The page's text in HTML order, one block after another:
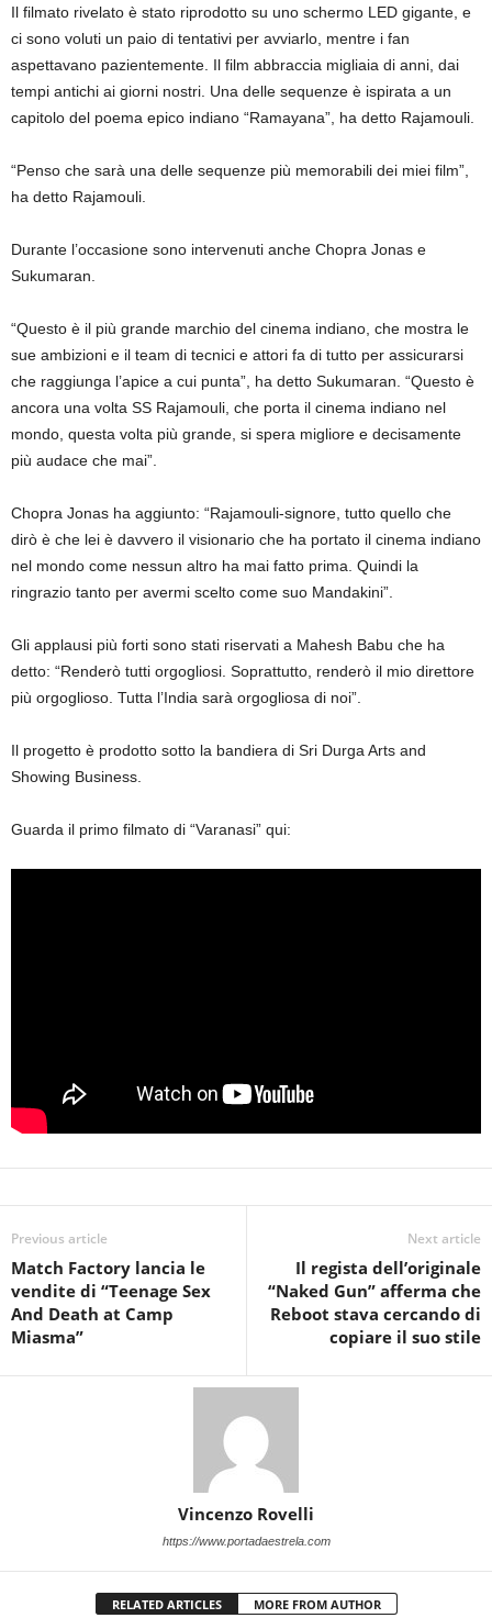
Il filmato rivelato è stato riprodotto su uno schermo LED gigante, e
ci sono voluti un paio di tentativi per avviarlo, mentre i fan
aspettavano pazientemente. Il film abbraccia migliaia di anni, dai
tempi antichi ai giorni nostri. Una delle sequenze è ispirata a un
capitolo del poema epico indiano “Ramayana”, ha detto Rajamouli.
“Penso che sarà una delle sequenze più memorabili dei miei film”,
ha detto Rajamouli.
Durante l’occasione sono intervenuti anche Chopra Jonas e
Sukumaran.
“Questo è il più grande marchio del cinema indiano, che mostra le
sue ambizioni e il team di tecnici e attori fa di tutto per assicurarsi
che raggiunga l’apice a cui punta”, ha detto Sukumaran. “Questo è
ancora una volta SS Rajamouli, che porta il cinema indiano nel
mondo, questa volta più grande, si spera migliore e decisamente
più audace che mai”.
Chopra Jonas ha aggiunto: “Rajamouli-signore, tutto quello che
dirò è che lei è davvero il visionario che ha portato il cinema indiano
nel mondo come nessun altro ha mai fatto prima. Quindi la
ringrazio tanto per avermi scelto come suo Mandakini”.
Gli applausi più forti sono stati riservati a Mahesh Babu che ha
detto: “Renderò tutti orgogliosi. Soprattutto, renderò il mio direttore
più orgoglioso. Tutta l’India sarà orgogliosa di noi”.
Il progetto è prodotto sotto la bandiera di Sri Durga Arts and
Showing Business.
Guarda il primo filmato di “Varanasi” qui:
Previous article
Match Factory lancia le
vendite di “Teenage Sex
And Death at Camp
Miasma”
Next article
Il regista dell’originale
“Naked Gun” afferma che
Reboot stava cercando di
copiare il suo stile
Vincenzo Rovelli
https://www.portadaestrela.com
RELATED ARTICLES MORE FROM AUTHOR